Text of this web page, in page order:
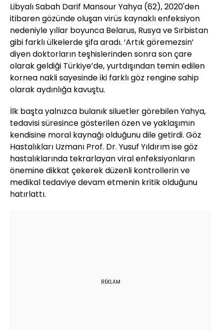
Libyalı Sabah Darif Mansour Yahya (62), 2020'den
itibaren gözünde oluşan virüs kaynaklı enfeksiyon
nedeniyle yıllar boyunca Belarus, Rusya ve Sırbistan
gibi farklı ülkelerde şifa aradı. ‘Artık göremezsin’
diyen doktorların teşhislerinden sonra son çare
olarak geldiği Türkiye’de, yurtdışından temin edilen
kornea nakli sayesinde iki farklı göz rengine sahip
olarak aydınlığa kavuştu.
İlk başta yalnızca bulanık siluetler görebilen Yahya,
tedavisi süresince gösterilen özen ve yaklaşımın
kendisine moral kaynağı olduğunu dile getirdi. Göz
Hastalıkları Uzmanı Prof. Dr. Yusuf Yıldırım ise göz
hastalıklarında tekrarlayan viral enfeksiyonların
önemine dikkat çekerek düzenli kontrollerin ve
medikal tedaviye devam etmenin kritik olduğunu
hatırlattı.
REKLAM